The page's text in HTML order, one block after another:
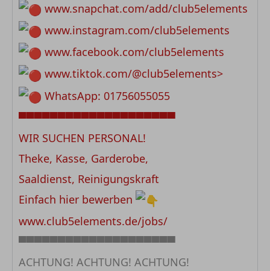
www.snapchat.com/add/club5elements
www.instagram.com/club5elements
www.facebook.com/club5elements
www.tiktok.com/@club5elements>
WhatsApp: 01756055055
▀▀▀▀▀▀▀▀▀▀▀▀▀▀▀▀▀▀▀▀
WIR SUCHEN PERSONAL!
Theke, Kasse, Garderobe,
Saaldienst, Reinigungskraft
Einfach hier bewerben
www.club5elements.de/jobs/
▀▀▀▀▀▀▀▀▀▀▀▀▀▀▀▀▀▀▀▀
ACHTUNG! ACHTUNG! ACHTUNG!